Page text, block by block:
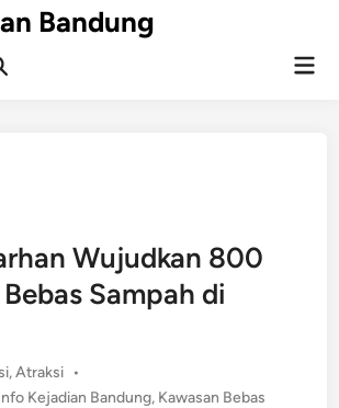
Bandung
Wujudkan 800
Sampah di
,Atraksi •
Kejadian Bandung, Kawasan Bebas